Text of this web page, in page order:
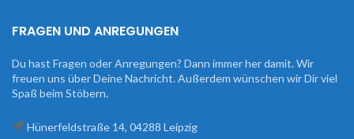
FRAGEN UND ANREGUNGEN
Du hast Fragen oder Anregungen? Dann immer her damit. Wir
freuen uns über Deine Nachricht. Außerdem wünschen wir Dir viel
Spaß beim Stöbern.
Hünerfeldstraße 14, 04288 Leipzig